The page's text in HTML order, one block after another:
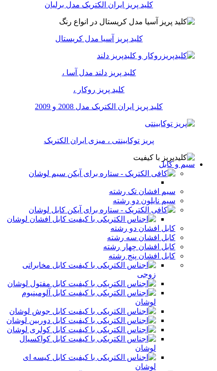
کلید پریز ایران الکتریک مدل برلیان
کلید پریز آسیا مدل کریستال
کلید پریز دلند مدل آسا ،
کلید پریز روکار ،
کلید پریز ایران الکتریک مدل 2008 و 2009
پریز توکابینتی ، میزی ایران الکتریک
سیم و کابل
سیم لوشان
سیم افشان تک رشته
سیم نایلون دو رشته
کابل لوشان
کابل افشان لوشان
کابل افشان دو رشته
کابل افشان سه رشته
کابل افشان چهار رشته
کابل افشان پنج رشته
کابل مخابراتی
زوجی
کابل مفتول لوشان
کابل آلومینیوم
لوشان
کابل جوش لوشان
کابل دوربین لوشان
کابل کولری لوشان
کابل کواکسیال
لوشان
کابل کیسه ای
لوشان